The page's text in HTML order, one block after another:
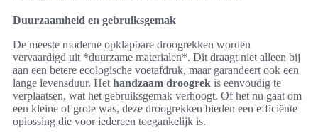
Duurzaamheid en gebruiksgemak
De meeste moderne opklapbare droogrekken worden
vervaardigd uit *duurzame materialen*. Dit draagt niet alleen bij
aan een betere ecologische voetafdruk, maar garandeert ook een
lange levensduur. Het handzaam droogrek is eenvoudig te
verplaatsen, wat het gebruiksgemak verhoogt. Of het nu gaat om
een kleine of grote was, deze droogrekken bieden een efficiënte
oplossing die voor iedereen toegankelijk is.